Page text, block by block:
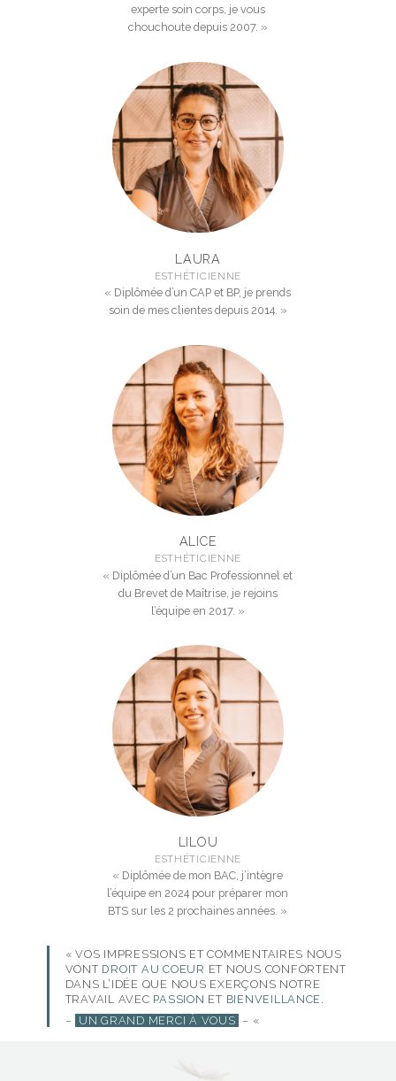
experte soin corps, je vous
chouchoute depuis 2007. »
LAURA
ESTHÉTICIENNE
« Diplômée d’un CAP et BP, je prends
soin de mes clientes depuis 2014. »
ALICE
ESTHÉTICIENNE
« Diplômée d’un Bac Professionnel et
du Brevet de Maîtrise, je rejoins
l’équipe en 2017. »
LILOU
ESTHÉTICIENNE
« Diplômée de mon BAC, j’intègre
l’équipe en 2024 pour préparer mon
BTS sur les 2 prochaines années. »
« VOS IMPRESSIONS ET COMMENTAIRES NOUS
VONT DROIT AU COEUR ET NOUS CONFORTENT
DANS L’IDÉE QUE NOUS EXERÇONS NOTRE
TRAVAIL AVEC PASSION ET BIENVEILLANCE
– UN GRAND MERCI À VOUS – «